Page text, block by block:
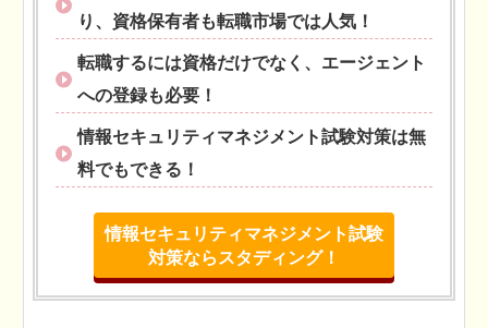
り、資格保有者も転職市場では人気！
転職するには資格だけでなく、エージェント
への登録も必要！
情報セキュリティマネジメント試験対策は無
料でもできる！
情報セキュリティマネジメント試験
対策ならスタディング！